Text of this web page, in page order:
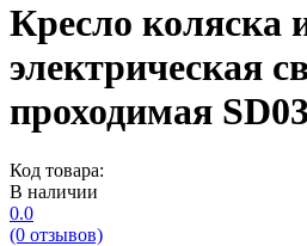
Кресло коляска
электрическая
проходимая
Код товара:
В наличии
0.0
(0 отзывов)